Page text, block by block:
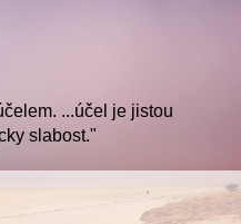
...účel je jistou
slabost."